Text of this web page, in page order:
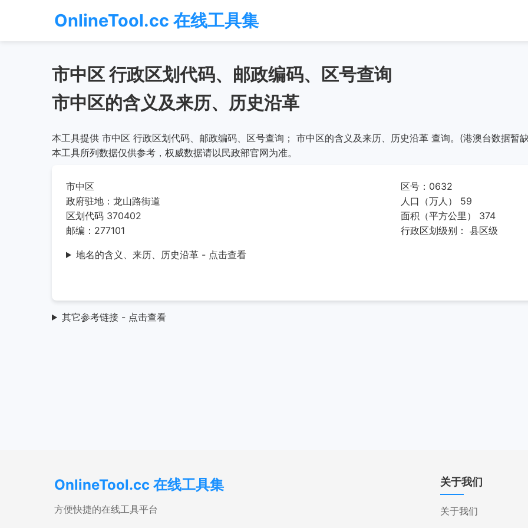
OnlineTool.cc 在线工具集
市中区 行政区划代码、邮政编码、区号查询
市中区的含义及来历、历史沿革
本工具提供 市中区 行政区划代码、邮政编码、区号查询； 市中区的含义及来历、历史沿革 查询。(港澳台数据暂
本工具所列数据仅供参考，权威数据请以民政部官网为准。
市中区
政府驻地：龙山路街道
区划代码 370402
邮编：277101
区号：0632
人口（万人） 59
面积（平方公里） 374
行政区划级别： 县区级
地名的含义、来历、历史沿革 - 点击查看
其它参考链接 - 点击查看
OnlineTool.cc 在线工具集
方便快捷的在线工具平台
关于我们
关于我们